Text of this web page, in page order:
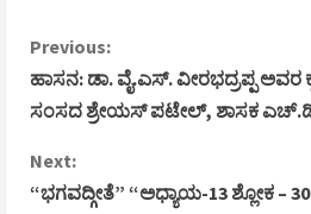
C
o
n
t
Previous:
ಹಾಸನ: ಡಾ. ವೈ.ಎಸ್. ವೀರಭದ್ರಪ್ಪ ಅವರ
ಸಂಸದ ಶ್ರೇಯಸ್ ಪಟೇಲ್, ಶಾಸಕ ಎಚ್.ಡಿ.
Next:
“ಭಗವದ್ಗೀತೆ” “ಅಧ್ಯಾಯ-13 ಶ್ಲೋಕ –